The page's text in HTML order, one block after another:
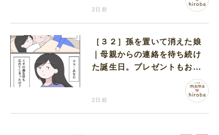
2日前
［３２］孫を置いて消えた娘
｜母親からの連絡を待ち続け
た誕生日。プレゼントもお祝
2日前